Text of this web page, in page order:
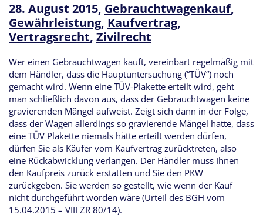
28. August 2015, Gebrauchtwagenkauf,
Gewährleistung, Kaufvertrag,
Vertragsrecht, Zivilrecht
Wer einen Gebrauchtwagen kauft, vereinbart regelmäßig mit
dem Händler, dass die Hauptuntersuchung (“TÜV“) noch
gemacht wird. Wenn eine TÜV-Plakette erteilt wird, geht
man schließlich davon aus, dass der Gebrauchtwagen keine
gravierenden Mängel aufweist. Zeigt sich dann in der Folge,
dass der Wagen allerdings so gravierende Mängel hatte, dass
eine TÜV Plakette niemals hätte erteilt werden dürfen,
dürfen Sie als Käufer vom Kaufvertrag zurücktreten, also
eine Rückabwicklung verlangen. Der Händler muss Ihnen
den Kaufpreis zurück erstatten und Sie den PKW
zurückgeben. Sie werden so gestellt, wie wenn der Kauf
nicht durchgeführt worden wäre (Urteil des BGH vom
15.04.2015 – VIII ZR 80/14).